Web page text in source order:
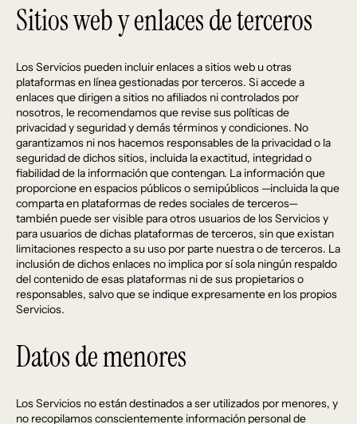
Sitios web y enlaces de terceros
Los Servicios pueden incluir enlaces a sitios web u otras
plataformas en línea gestionadas por terceros. Si accede a
enlaces que dirigen a sitios no afiliados ni controlados por
nosotros, le recomendamos que revise sus políticas de
privacidad y seguridad y demás términos y condiciones. No
garantizamos ni nos hacemos responsables de la privacidad o la
seguridad de dichos sitios, incluida la exactitud, integridad o
fiabilidad de la información que contengan. La información que
proporcione en espacios públicos o semipúblicos —incluida la que
comparta en plataformas de redes sociales de terceros—
también puede ser visible para otros usuarios de los Servicios y
para usuarios de dichas plataformas de terceros, sin que existan
limitaciones respecto a su uso por parte nuestra o de terceros. La
inclusión de dichos enlaces no implica por sí sola ningún respaldo
del contenido de esas plataformas ni de sus propietarios o
responsables, salvo que se indique expresamente en los propios
Servicios.
Datos de menores
Los Servicios no están destinados a ser utilizados por menores, y
no recopilamos conscientemente información personal de